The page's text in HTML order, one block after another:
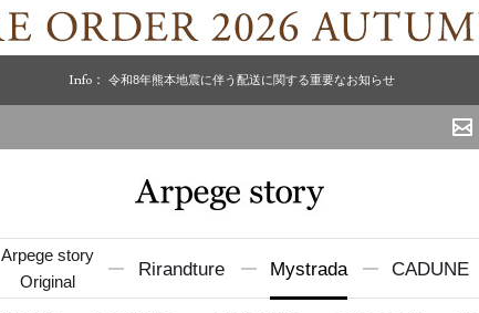
Info： 令和8年熊本地震に伴う配送に関する重要なお知らせ
Arpege story
Original
Rirandture Mystrada CADUNE